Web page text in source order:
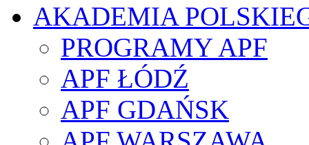
AKADEMIA
PROGRAMY APF
APF ŁÓDŹ
APF GDAŃSK